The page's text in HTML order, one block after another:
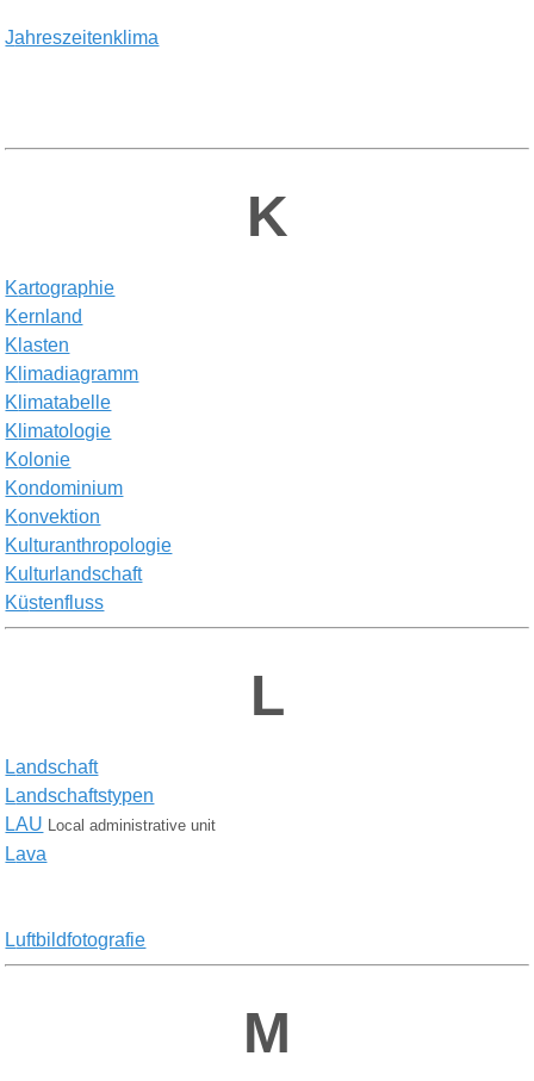
Jahreszeitenklima
K
Kartographie
Kernland
K lasten
K limadiagramm
K limatabelle
K limatologie
Kolonie
Kondominium
Konvektion
Kulturanthropologie
Kulturlandschaft
Küstenfluss
L
Landschaft
Landschaftstypen
LAU Local administrative unit
Lava
Luftbildfotografie
M